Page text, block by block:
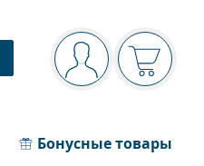
Панель навигации
Вы вошли вВаша
Бонусные товары